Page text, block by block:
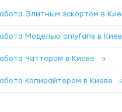
Элитным эскортом в
Моделью onlyfans в
Чаттером в Киеве →
Копирайтером в Киеве